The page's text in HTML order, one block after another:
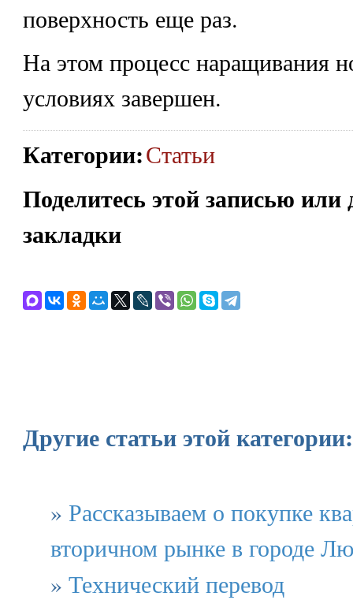
поверхность еще раз.
На этом процесс наращивания
условиях завершен.
Категории:Статьи
Поделитесь этой записью или
закладки
Другие статьи этой категории:
» Рассказываем о покупке
вторичном рынке в городе
» Технический перевод